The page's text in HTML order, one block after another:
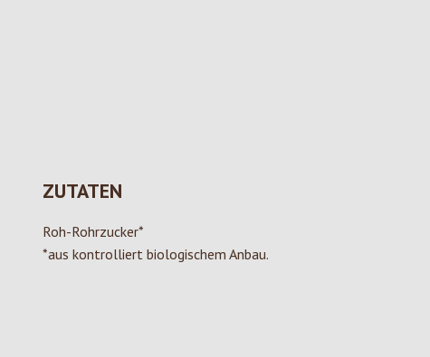
ZUTATEN
Roh-Rohrzucker*
*aus kontrolliert biologischem Anbau.